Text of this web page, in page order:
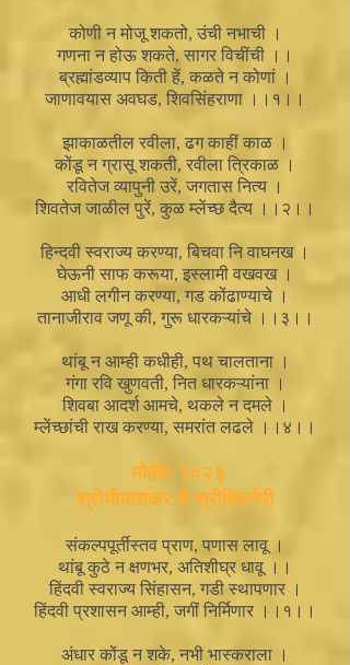
कोणी न मोजू शकतो, उंची नभाची ।
गणना न होऊ शकते, सागर विचींची ।।
ब्रह्मांडव्याप किती हें, कळते न कोणां ।
जाणावयास अवघड, शिवसिंहराणा ।।१।।
झाकाळतील रवीला, ढग काहीं काळ ।
कोंडू न ग्रासू शकती, रवीला त्रिकाळ ।
रवितेज व्यापुनी उरें, जगतास नित्य ।
शिवतेज जाळील पुरें, कुळ म्लेंच्छ दैत्य ।।२।।
हिन्दवी स्वराज्य करण्या, बिचवा नि वाघनख ।
घेऊनी साफ करूया, इस्लामी वखवख ।
आधी लगीन करण्या, गड कोंढाण्याचे ।
तानाजीराव जणू की, गुरू धारकऱ्यांचे ।।३।।
थांबू न आम्ही कधीही, पथ चालताना ।
गंगा रवि खुणवती, नित धारकऱ्यांना ।
शिवबा आदर्श आमचे, थकले न दमले ।
म्लेंच्छांची राख करण्या, समरांत लढले ।।४।।
मोहीम २०२३
श्रीभीमाशंकर ते श्रीशिवनेरी
संकल्पपूर्तीस्तव प्राण, पणास लावू ।
थांबू कुठे न क्षणभर, अतिशीघ्र धावू ।।
हिंदवी स्वराज्य सिंहासन, गडी स्थापणार ।
हिंदवी प्रशासन आम्ही, जगीं निर्मिणार ।।१।।
अंधार कोंडू न शके, नभी भास्कराला ।